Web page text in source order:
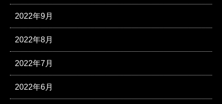
2022年9月
2022年8月
2022年7月
2022年6月